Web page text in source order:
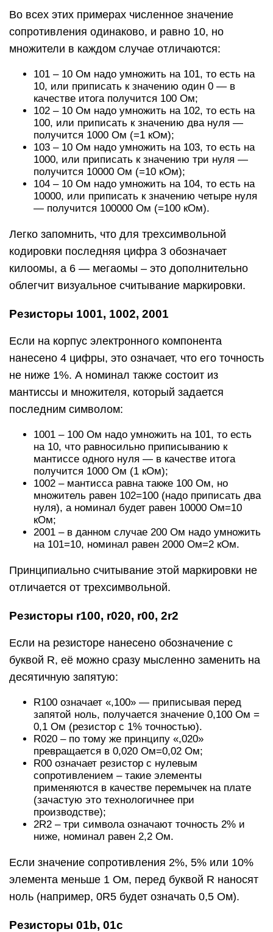
Во всех этих примерах численное значение
сопротивления одинаково, и равно 10, но
множители в каждом случае отличаются:
101 – 10 Ом надо умножить на 101, то есть на
10, или приписать к значению один 0 — в
качестве итога получится 100 Ом;
102 – 10 Ом надо умножить на 102, то есть на
100, или приписать к значению два нуля —
получится 1000 Ом (=1 кОм);
103 – 10 Ом надо умножить на 103, то есть на
1000, или приписать к значению три нуля —
получится 10000 Ом (=10 кОм);
104 – 10 Ом надо умножить на 104, то есть на
10000, или приписать к значению четыре нуля
— получится 100000 Ом (=100 кОм).
Легко запомнить, что для трехсимвольной
кодировки последняя цифра 3 обозначает
килоомы, а 6 — мегаомы – это дополнительно
облегчит визуальное считывание маркировки.
Резисторы 1001, 1002, 2001
Если на корпус электронного компонента
нанесено 4 цифры, это означает, что его точность
не ниже 1%. А номинал также состоит из
мантиссы и множителя, который задается
последним символом:
1001 – 100 Ом надо умножить на 101, то есть
на 10, что равносильно приписыванию к
мантиссе одного нуля — в качестве итога
получится 1000 Ом (1 кОм);
1002 – мантисса равна также 100 Ом, но
множитель равен 102=100 (надо приписать два
нуля), а номинал будет равен 10000 Ом=10
кОм;
2001 – в данном случае 200 Ом надо умножить
на 101=10, номинал равен 2000 Ом=2 кОм.
Принципиально считывание этой маркировки не
отличается от трехсимвольной.
Резисторы r100, r020, r00, 2r2
Если на резисторе нанесено обозначение с
буквой R, её можно сразу мысленно заменить на
десятичную запятую:
R100 означает «,100» — приписывая перед
запятой ноль, получается значение 0,100 Ом =
0,1 Ом (резистор с 1% точностью).
R020 – по тому же принципу «,020»
превращается в 0,020 Ом=0,02 Ом;
R00 означает резистор с нулевым
сопротивлением – такие элементы
применяются в качестве перемычек на плате
(зачастую это технологичнее при
производстве);
2R2 – три символа означают точность 2% и
ниже, номинал равен 2,2 Ом.
Если значение сопротивления 2%, 5% или 10%
элемента меньше 1 Ом, перед буквой R наносят
ноль (например, 0R5 будет означать 0,5 Ом).
Резисторы 01b, 01c